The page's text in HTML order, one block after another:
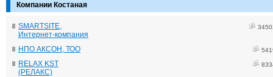
Компании Костаная
SMARTSITE,
Интернет-компания
НПО АКСОН, ТОО
RELAX KST
(РЕЛАКС)